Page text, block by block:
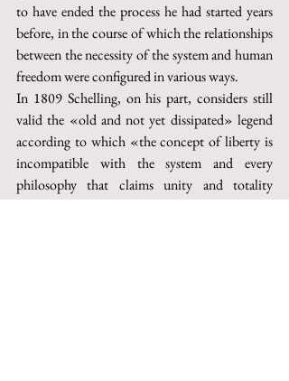
to have ended the process he had started years
before, in the course of which the relationships
between the necessity of the system and human
freedom were configured in various ways.
In 1809 Schelling, on his part, considers still
valid the «old and not yet dissipated» legend
according to which «the concept of liberty is
incompatible with the system and every
philosophy that claims unity and totality